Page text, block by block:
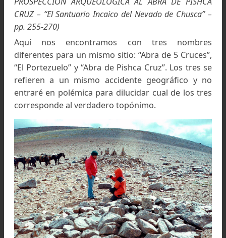
Tambo Inca, Potreros de Payogasta, 2.920 mts., Salta